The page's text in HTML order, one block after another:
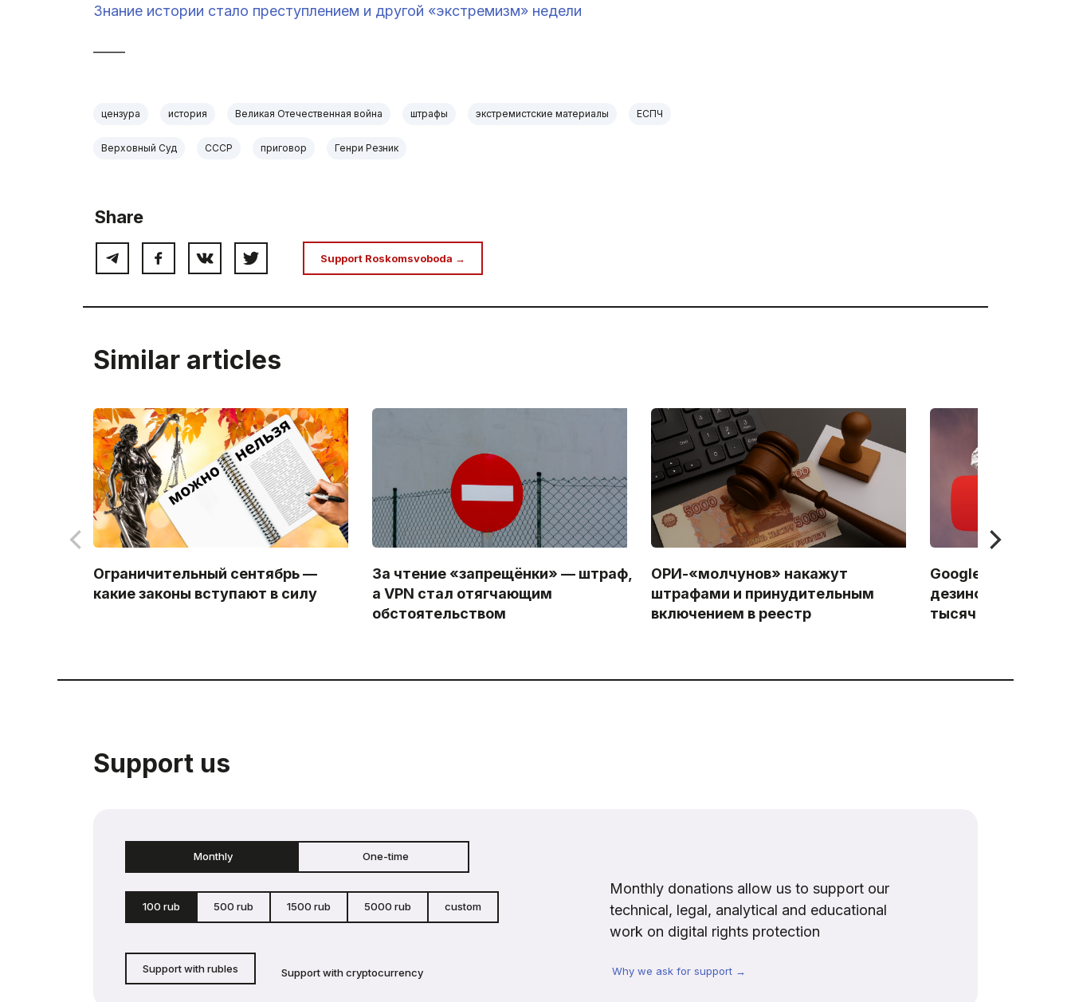
Знание истории стало преступлением и другой «экстремизм» недели
_____
цензура история Великая Отечественная война штрафы экстремистские материалы ЕСПЧ
Верховный Суд СССР приговор Генри Резник
Share
Support Roskomsvoboda →
Similar articles
Ограничительный сентябрь —
какие законы вступают в силу
За чтение «запрещёнки» — штраф,
а VPN стал отягчающим
обстоятельством
ОРИ-«молчунов» накажут
штрафами и принудительным
включением в реестр
Google в целях
дезинформацией
тысяч YouTube-
Support us
Monthly One-time
100 rub 500 rub 1500 rub 5000 rub custom
Support with rubles Support with cryptocurrency
Monthly donations allow us to support our
technical, legal, analytical and educational
work on digital rights protection
Why we ask for support →